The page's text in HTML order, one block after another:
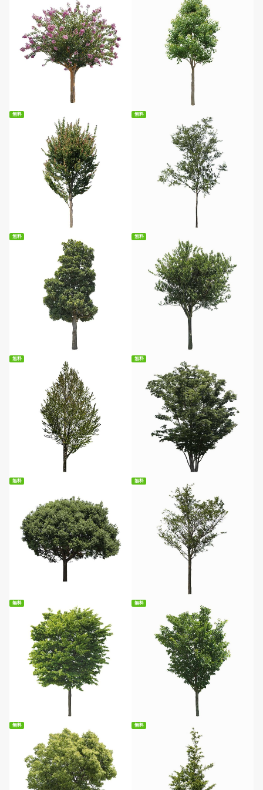
無料ダウンロード 無料ダウンロード
無料
無料ダウンロード
無料
無料ダウンロード
無料
無料ダウンロード
無料
無料ダウンロード
無料
無料ダウンロード
無料
無料ダウンロード
無料
無料ダウンロード
無料
無料ダウンロード
無料
無料ダウンロード
無料
無料ダウンロード
無料 無料